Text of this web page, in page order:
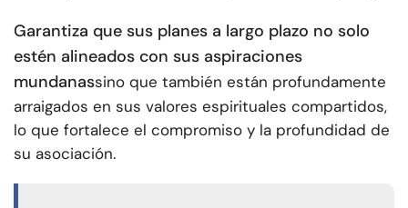
Garantiza que sus planes a largo plazo no solo
estén alineados con sus aspiraciones
mundanassino que también están profundamente
arraigados en sus valores espirituales compartidos,
lo que fortalece el compromiso y la profundidad de
su asociación.